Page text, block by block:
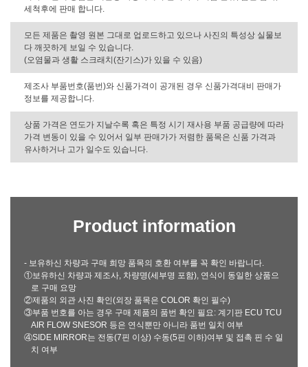
세척후에 판매 합니다.
모든 제품은 촬영 원본 그대로 업로드하고 있으나 사진의 특성상 실물보
다 깨끗하게 보일 수 있습니다.
(오염물과 생활 스크래치(잔기스)가 있을 수 있음)
제조사 부품번호(품번)와 신품가격이 공개된 경우 신품가격대비 판매가
정보를 제공합니다.
상품 가격은 연도가 지날수록 혹은 특정 시기 재사용 부품 공급량에 따라
가격 변동이 있을 수 있어서 일부 판매가가 저렴한 품목은 신품 가격과
유사하거나 고가 일수도 있습니다.
Product information
- 보유하신 차량과 구매 희망 품목의 호환 여부를 꼭 확인 바랍니다.
①보유하신 차량과 제조사, 차량명(세부명 포함), 연식이 동일한 상품으
로 구매 요망
②제품의 외관 사진 확인(외장 품목은 COLOR 확인 필수)
③부품 번호를 아는 경우 구매 제품의 품번 확인 필요: 계기판 ECU TCU
AIR FLOW SNESOR 등은 연식뿐만 아니라 품번 일치 여부
④SIDE MIRROR는 전동(7핀 이상) 수동(5핀 이하)여부 및 접촉 핀 수 일
치 여부